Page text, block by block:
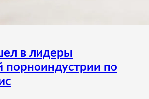
в лидеры
порноиндустрии по